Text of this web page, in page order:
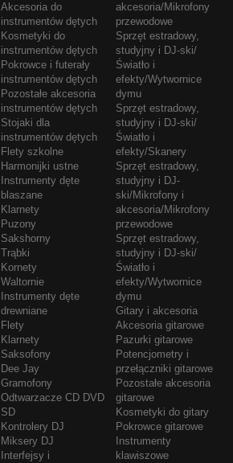
Akcesoria do
instrumentów dętych
Kosmetyki do
instrumentów dętych
Pokrowce i futerały
instrumentów dętych
Pozostałe akcesoria
instrumentów dętych
Stojaki dla
instrumentów dętych
Flety szkolne
Harmonijki ustne
Instrumenty dęte
blaszane
Klarnety
Puzony
Sakshorny
Trąbki
Kornety
Waltornie
Instrumenty dęte
drewniane
Flety
Klarnety
Saksofony
Dee Jay
Gramofony
Odtwarzacze CD DVD
SD
Kontrolery DJ
Miksery DJ
Interfejsy i
akcesoria/Mikrofony
przewodowe
Sprzęt estradowy,
studyjny i DJ-ski/
Światło i
efekty/Wytwornice
dymu
Sprzęt estradowy,
studyjny i DJ-ski/
Światło i
efekty/Skanery
Sprzęt estradowy,
studyjny i DJ-
ski/Mikrofony i
akcesoria/Mikrofony
przewodowe
Sprzęt estradowy,
studyjny i DJ-ski/
Światło i
efekty/Wytwornice
dymu
Gitary i akcesoria
Akcesoria gitarowe
Pazurki gitarowe
Potencjometry i
przełączniki gitarowe
Pozostałe akcesoria
gitarowe
Kosmetyki do gitary
Pokrowce gitarowe
Instrumenty
klawiszowe